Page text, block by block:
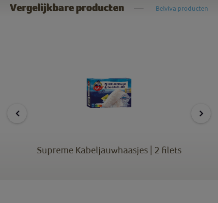
Vergelijkbare producten Belviva producten
Supreme Kabeljauwhaasjes | 2 filets